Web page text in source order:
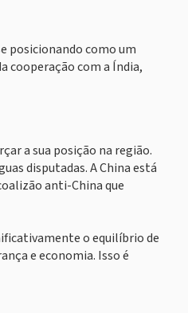
posicionando como um
cooperação com a Índia,
a sua posição na região.
disputadas. A China está
anti-China que
o equilíbrio de
e economia. Isso é